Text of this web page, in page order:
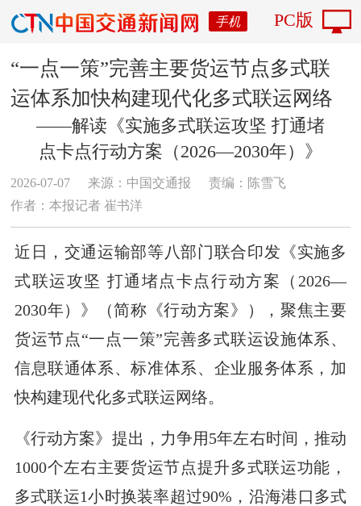
手机 PC版
“一点一策”完善主要货运节点多式联
运体系加快构建现代化多式联运网络
——解读《实施多式联运攻坚 打通堵
点卡点行动方案（2026—2030年）》
2026-07-07 来源：中国交通报
责编：陈雪飞
作者：本报记者 崔书洋
近日，交通运输部等八部门联合印发《实施多
式联运攻坚 打通堵点卡点行动方案（2026—
2030年）》（简称《行动方案》），聚焦主要
货运节点“一点一策”完善多式联运设施体系、
信息联通体系、标准体系、企业服务体系，加
快构建现代化多式联运网络。
《行动方案》提出，力争用5年左右时间，推动
1000个左右主要货运节点提升多式联运功能，
多式联运1小时换装率超过90%，沿海港口多式